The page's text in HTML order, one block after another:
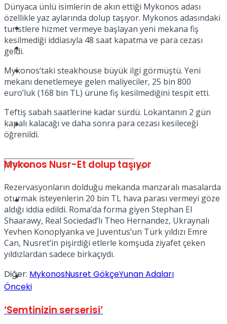
Kadınca
Dünya
Türkiye
Müzik
Spor
Podcast
No Result
View All Result
Dünyaca ünlü isimlerin de akın ettiği Mykonos adası
özellikle yaz aylarında dolup taşıyor. Mykonos adasındaki
turistlere hizmet vermeye başlayan yeni mekana fiş
kesilmediği iddiasıyla 48 saat kapatma ve para cezası
geldi.
Mykonos’taki steakhouse büyük ilgi görmüştü. Yeni
mekanı denetlemeye gelen maliyeciler, 25 bin 800
euro’luk (168 bin TL) ürüne fiş kesilmediğini tespit etti.
Teftiş sabah saatlerine kadar sürdü. Lokantanın 2 gün
kapalı kalacağı ve daha sonra para cezası kesileceği
öğrenildi.
Mykonos Nusr-Et dolup taşıyor
Rezervasyonların dolduğu mekanda manzaralı masalarda
oturmak isteyenlerin 20 bin TL hava parası vermeyi göze
aldığı iddia edildi. Roma’da forma giyen Stephan El
Shaarawy, Real Sociedad’lı Theo Hernandez, Ukraynalı
Yevhen Konoplyanka ve Juventus’un Türk yıldızı Emre
Can, Nusret’in pişirdiği etlerle komşuda ziyafet çeken
yıldızlardan sadece birkaçıydı.
Diğer: MykonosNusret GökçeYunan Adaları
Önceki
‘Semtinizin serserisi’